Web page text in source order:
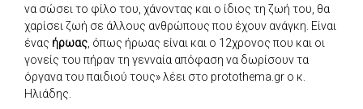
να σώσει το φίλο του, χάνοντας και ο ίδιος τη ζωή του, θα
χαρίσει ζωή σε άλλους ανθρώπους που έχουν ανάγκη. Είναι
ένας ήρωας , όπως ήρωας είναι και ο 12χρονος που και οι
γονείς του πήραν τη γενναία απόφαση να δωρίσουν τα
όργανα του παιδιού τους» λέει στο protothema.gr ο κ.
Ηλιάδης.